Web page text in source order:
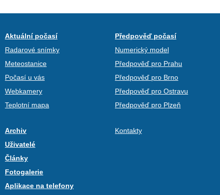
Aktuální počasí
Radarové snímky
Meteostanice
Počasí u vás
Webkamery
Teplotní mapa
Předpověď počasí
Numerický model
Předpověď pro Prahu
Předpověď pro Brno
Předpověď pro Ostravu
Předpověď pro Plzeň
Archiv
Uživatelé
Články
Fotogalerie
Aplikace na telefony
Kontakty